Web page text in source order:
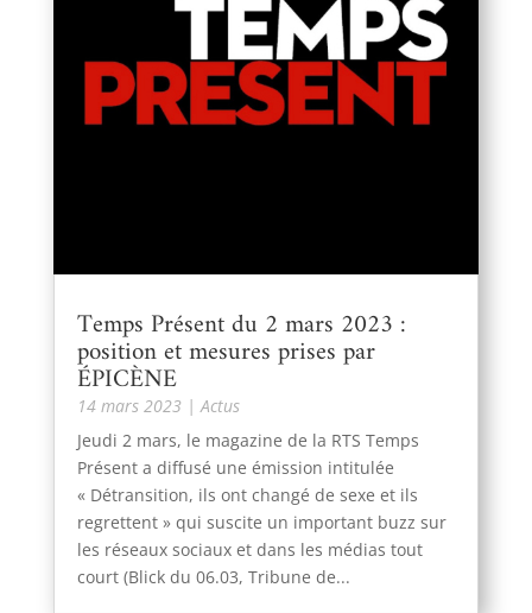
Temps Présent du 2 mars 2023 :
position et mesures prises par
ÉPICÈNE
14 mars 2023 | Actus
Jeudi 2 mars, le magazine de la RTS Temps
Présent a diffusé une émission intitulée
« Détransition, ils ont changé de sexe et ils
regrettent » qui suscite un important buzz sur
les réseaux sociaux et dans les médias tout
court (Blick du 06.03, Tribune de...